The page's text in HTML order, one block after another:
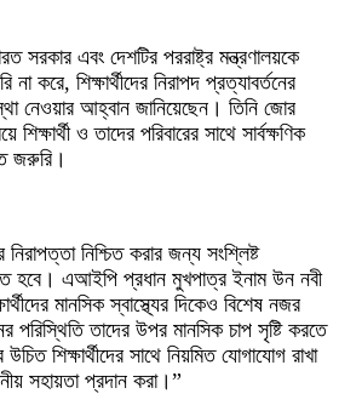
এবং দেশটির পররাষ্ট্র মন্ত্রণালয়কে
করে, শিক্ষার্থীদের নিরাপদ প্রত্যাবর্তনের
নেওয়ার আহ্বান জানিয়েছেন। তিনি জোর
ও তাদের পরিবারের সাথে সার্বক্ষণিক
জরুরি।
নিরাপত্তা নিশ্চিত করার জন্য সংশ্লিষ্ট
হবে। এআইপি প্রধান মুখপাত্র ইনাম উন নবী
মানসিক স্বাস্থ্যের দিকেও বিশেষ নজর
পরিস্থিতি তাদের উপর মানসিক চাপ সৃষ্টি করতে
শিক্ষার্থীদের সাথে নিয়মিত যোগাযোগ রাখা
সহায়তা প্রদান করা।”